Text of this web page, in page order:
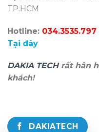
TP.HCM
Hotline: 034.3535.797
Tại đây
DAKIA TECHrất hân
khách!
DAKIATECH